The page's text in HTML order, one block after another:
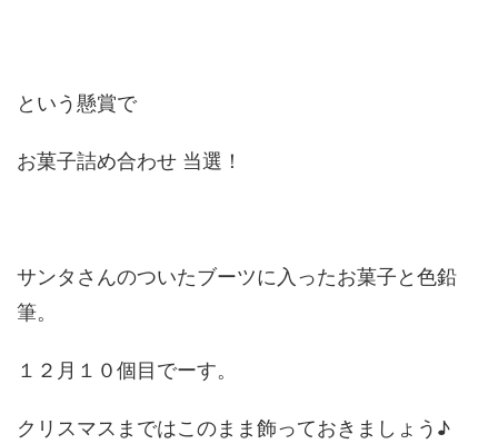
という懸賞で
お菓子詰め合わせ 当選！
サンタさんのついたブーツに入ったお菓子と色鉛
筆。
１２月１０個目でーす。
クリスマスまではこのまま飾っておきましょう♪